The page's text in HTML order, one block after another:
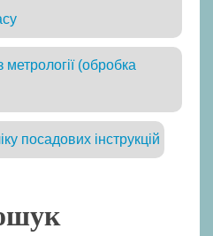
(обробка
посадових інструкцій